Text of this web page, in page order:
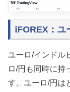
iFOREX：ユ
ユーロ/インドル
ロ/円も同時に持
す。ユーロ/円は